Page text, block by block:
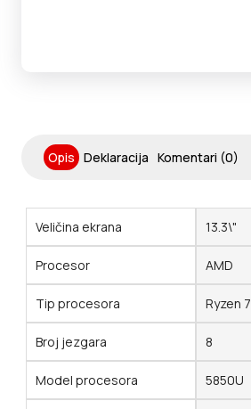
Opis Deklaracija Komentari (0)
Veličina ekrana 13.3\"
Procesor AMD
Tip procesora Ryzen 7
Broj jezgara 8
Model procesora 5850U